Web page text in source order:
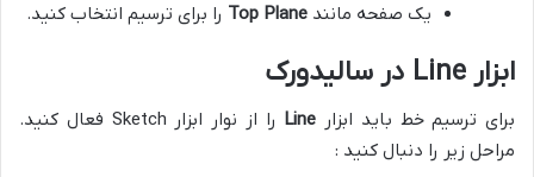
یک صفحه مانند Top Plane را برای ترسیم انتخاب کنید.
ابزار Line در سالیدورک
برای ترسیم خط باید ابزار Line
را از نوار ابزار Sketch فعال کنید.
مراحل زیر را دنبال کنید :